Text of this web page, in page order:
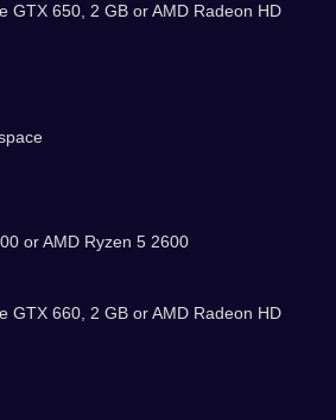
GTX 650, 2 GB or AMD Radeon HD
or AMD Ryzen 5 2600
GTX 660, 2 GB or AMD Radeon HD